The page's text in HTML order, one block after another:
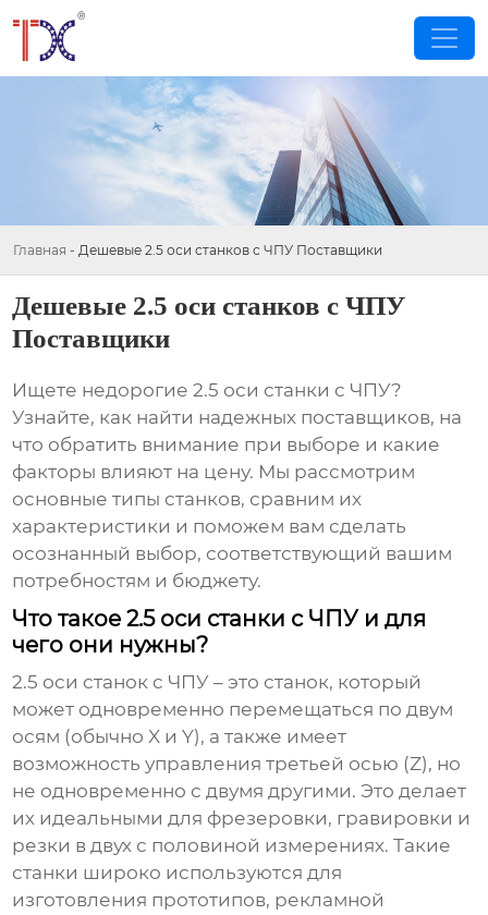
Главная - Дешевые 2.5 оси станков с ЧПУ Поставщики
Дешевые 2.5 оси станков с ЧПУ
Поставщики
Ищете недорогие 2.5 оси станки с ЧПУ?
Узнайте, как найти надежных поставщиков, на
что обратить внимание при выборе и какие
факторы влияют на цену. Мы рассмотрим
основные типы станков, сравним их
характеристики и поможем вам сделать
осознанный выбор, соответствующий вашим
потребностям и бюджету.
Что такое 2.5 оси станки с ЧПУ и для
чего они нужны?
2.5 оси станок с ЧПУ – это станок, который
может одновременно перемещаться по двум
осям (обычно X и Y), а также имеет
возможность управления третьей осью (Z), но
не одновременно с двумя другими. Это делает
их идеальными для фрезеровки, гравировки и
резки в двух с половиной измерениях. Такие
станки широко используются для
изготовления прототипов, рекламной